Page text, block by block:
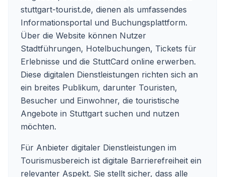
stuttgart-tourist.de, dienen als umfassendes
Informationsportal und Buchungsplattform.
Über die Website können Nutzer
Stadtführungen, Hotelbuchungen, Tickets für
Erlebnisse und die StuttCard online erwerben.
Diese digitalen Dienstleistungen richten sich an
ein breites Publikum, darunter Touristen,
Besucher und Einwohner, die touristische
Angebote in Stuttgart suchen und nutzen
möchten.
Für Anbieter digitaler Dienstleistungen im
Tourismusbereich ist digitale Barrierefreiheit ein
relevanter Aspekt. Sie stellt sicher, dass alle